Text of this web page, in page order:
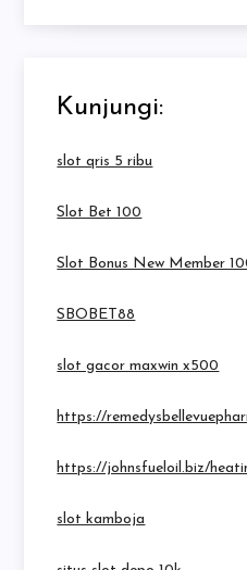
Kunjungi:
slot qris 5 ribu
Slot Bet 100
Slot Bonus New Member
SBOBET88
slot gacor maxwin x500
https://
https://johnsfueloil.biz/
slot kamboja